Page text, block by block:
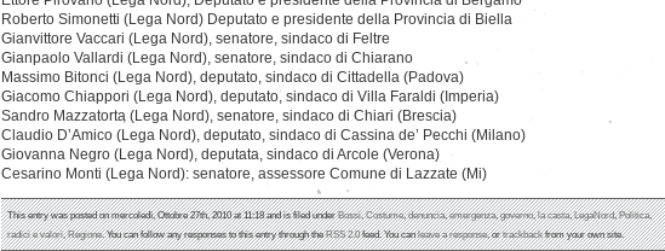
Roberto Simonetti (Lega Nord) Deputato e presidente della Provincia di Biella
Gianvittore Vaccari (Lega Nord), senatore, sindaco di Feltre
Gianpaolo Vallardi (Lega Nord), senatore, sindaco di Chiarano
Massimo Bitonci (Lega Nord), deputato, sindaco di Cittadella (Padova)
Giacomo Chiappori (Lega Nord), deputato, sindaco di Villa Faraldi (Imperia)
Sandro Mazzatorta (Lega Nord), senatore, sindaco di Chiari (Brescia)
Claudio D’Amico (Lega Nord), deputato, sindaco di Cassina de’ Pecchi (Milano)
Giovanna Negro (Lega Nord), deputata, sindaco di Arcole (Verona)
Cesarino Monti (Lega Nord): senatore, assessore Comune di Lazzate (Mi)
This entry was posted on mercoledì, Ottobre 27th, 2010 at 11:18 and is filed underBossi,Costume,denuncia,emergenza,governo,la casta,LegaNord,Politica,
radici e valori,Regione. You can follow any responses to this entry through theRSS 2.0feed. You canleave a response, ortrackbackfrom your own site.